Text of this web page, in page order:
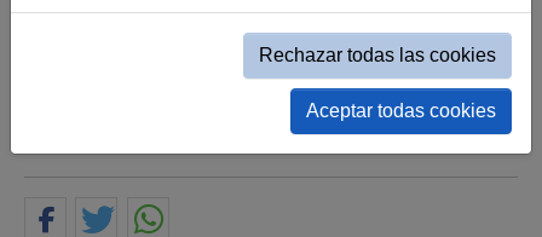
Jerez rinde así homenaje a la trayectoria, al
compromiso y al ejemplo de Laura Delgado
‘Bimba’ como emblema del deporte de Jerez
Rechazar todas las cookies
Aceptar todas cookies